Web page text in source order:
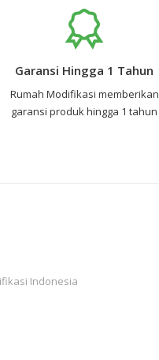
Garansi Hingga 1 Tahun
Rumah Modifikasi memberikan
garansi produk hingga 1 tahun
Indonesia